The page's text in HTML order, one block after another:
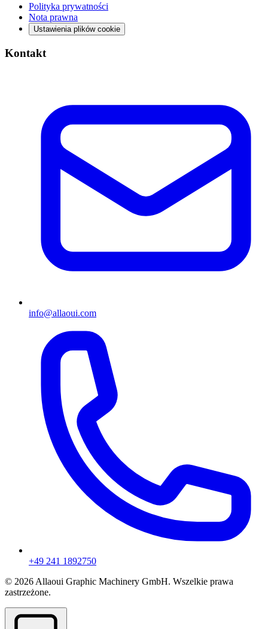
Polityka prywatności
Nota prawna
Ustawienia plików cookie
Kontakt
info@allaoui.com
+49 241 1892750
© 2026 Allaoui Graphic Machinery GmbH. Wszelkie prawa
zastrzeżone.